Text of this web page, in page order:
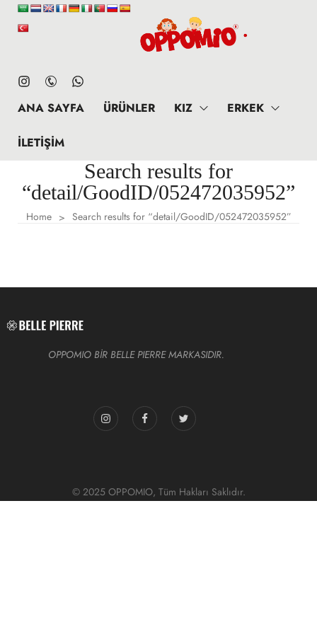
ANA SAYFA ÜRÜNLER KIZ ERKEK
İLETIŞIM
Search results for
“detail/GoodID/052472035952”
Home > Search results for “detail/GoodID/052472035952”
OPPOMIO BİR BELLE PIERRE MARKASIDIR.
© 2025 OPPOMIO, Tüm Hakları Saklıdır.